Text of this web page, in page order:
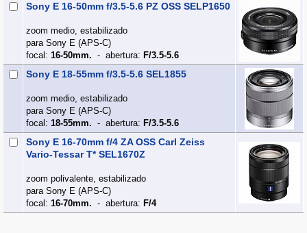
Sony E 16-50mm f/3.5-5.6 PZ OSS SELP1650
zoom medio, estabilizado
para Sony E (APS‑C)
focal: 16-50mm. - abertura: F/3.5-5.6
Sony E 18-55mm f/3.5-5.6 SEL1855
zoom medio, estabilizado
para Sony E (APS‑C)
focal: 18-55mm. - abertura: F/3.5-5.6
Sony E 16-70mm f/4 ZA OSS Carl Zeiss
Vario-Tessar T* SEL1670Z
zoom polivalente, estabilizado
para Sony E (APS‑C)
focal: 16-70mm. - abertura: F/4